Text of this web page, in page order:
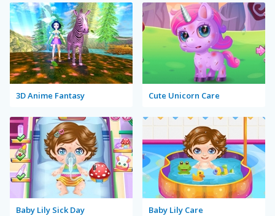
3D Anime Fantasy Cute Unicorn Care
Baby Lily Sick Day Baby Lily Care